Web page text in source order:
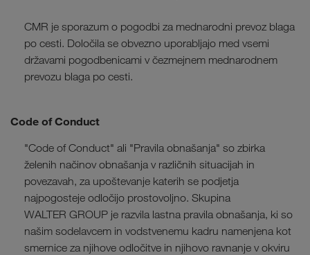
CMR je sporazum o pogodbi za mednarodni prevoz blaga
po cesti. Določila se obvezno uporabljajo med vsemi
državami pogodbenicami v čezmejnem mednarodnem
prevozu blaga po cesti.
Code of Conduct
"Code of Conduct" ali "Pravila obnašanja" so zbirka
želenih načinov obnašanja v različnih situacijah in
povezavah, za upoštevanje katerih se podjetja
najpogosteje odločijo prostovoljno. Skupina
WALTER GROUP je razvila lastna pravila obnašanja, ki so
našim sodelavcem in vodstvenemu kadru namenjena kot
smernice za njihove odločitve in njihovo ravnanje v okviru